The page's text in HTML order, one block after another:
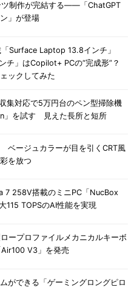
ツ制作が完結する――「ChatGPT
」が登場
Surface Laptop 13.8インチ」
チ」はCopilot+ PCの“完成形”？
ックしてみた
集対応で5万円台のペン型掃除機
」を試す 見えた長所と短所
ベージュカラーが目を引くCRT風
を放つ
7 258V搭載のミニPC「NucBox
115 TOPSのAI性能を実現
ープロファイルメカニカルキーボ
V3」を発売
ができる「ゲーミングロングピロ